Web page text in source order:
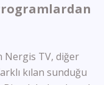
Nergis TV, diğer
kılan sunduğu